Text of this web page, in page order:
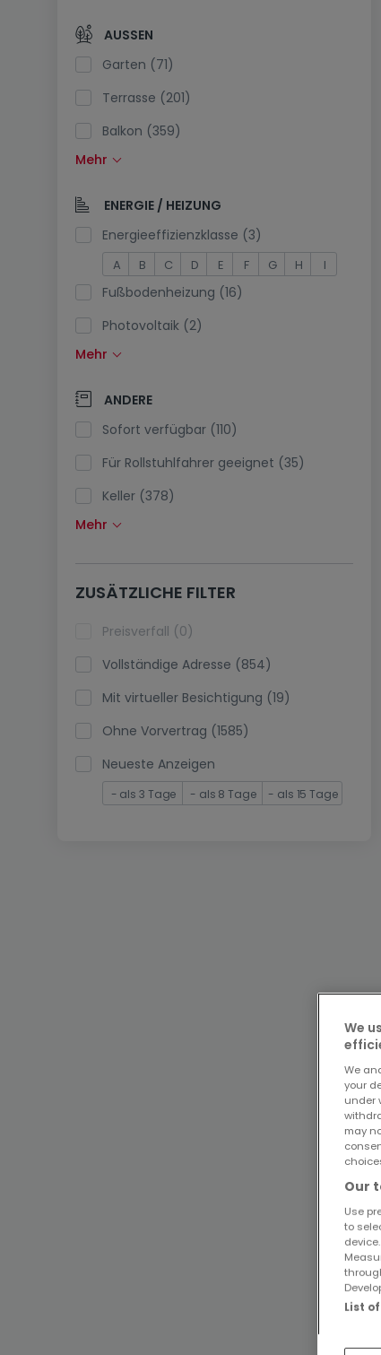
Offene Küche (106)
Separate Toilette (92)
AUSSEN
Garten (71)
Terrasse (201)
Balkon (359)
Schwimmbecken (1)
Südlage (8)
Stromanschluss am Parkplatz (0)
Mehr
ENERGIE / HEIZUNG
Energieeffizienzklasse (3)
A B C D E F G H I
Fußbodenheizung (16)
Photovoltaik (2)
Solarzellen (4)
Wärmepumpe (129)
Klimaanlagen (0)
Glasfaser (15)
Mehr
ANDERE
Sofort verfügbar (110)
Für Rollstuhlfahrer geeignet (35)
Keller (378)
Dachboden (7)
Fahrstuhl (353)
immobilienleibrente (0)
Ferienimmobilien (0)
Mehr
ZUSÄTZLICHE FILTER
Preisverfall (0)
Vollständige Adresse (854)
Mit virtueller Besichtigung (19)
Ohne Vorvertrag (1585)
Neueste Anzeigen
- als 3 Tage - als 8 Tage - als 15 Tage
We
We
your
under
may
Our
Use
to
List